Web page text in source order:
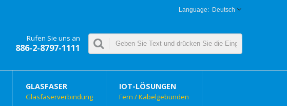
Deutsch
Rufen Sie uns an
886-2-8797-1111
GLASFASER
Glasfaserverbindung
IOT-LÖSUNGEN
Fern / Kabelgebunden